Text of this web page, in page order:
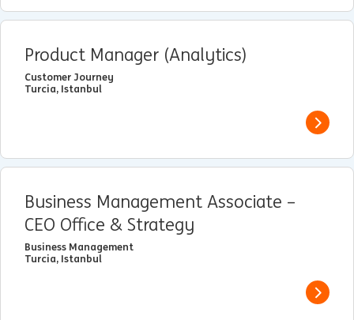
Product Manager (Analytics)
Customer Journey
Turcia, Istanbul
View
Business Management Associate –
CEO Office & Strategy
Business Management
Turcia, Istanbul
View